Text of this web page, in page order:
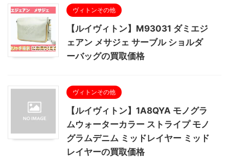
ヴィトンその他
【ルイヴィトン】M93031 ダミエジ
ェアン メサジェ サーブル ショルダ
ーバッグの買取価格
ヴィトンその他
【ルイヴィトン】1A8QYA モノグラ
ムウォーターカラー ストライプ モノ
グラムデニム ミッドレイヤー ミッド
レイヤーの買取価格